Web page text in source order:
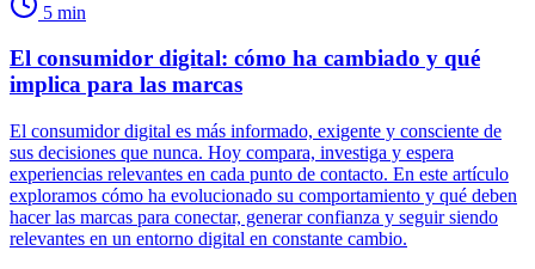
5 min
El consumidor digital: cómo ha cambiado y qué
implica para las marcas
El consumidor digital es más informado, exigente y consciente de
sus decisiones que nunca. Hoy compara, investiga y espera
experiencias relevantes en cada punto de contacto. En este artículo
exploramos cómo ha evolucionado su comportamiento y qué deben
hacer las marcas para conectar, generar confianza y seguir siendo
relevantes en un entorno digital en constante cambio.